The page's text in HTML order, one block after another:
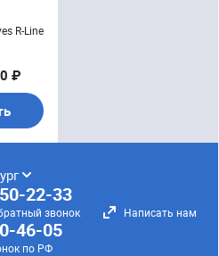
R-Line
₽
22-33
звонок Написать нам
46-05
по РФ